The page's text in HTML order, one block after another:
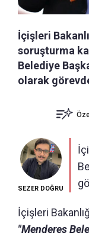
İçişleri
soruşturma
Belediye
olarak
SEZER DOĞRU
İçişleri
"Menderes